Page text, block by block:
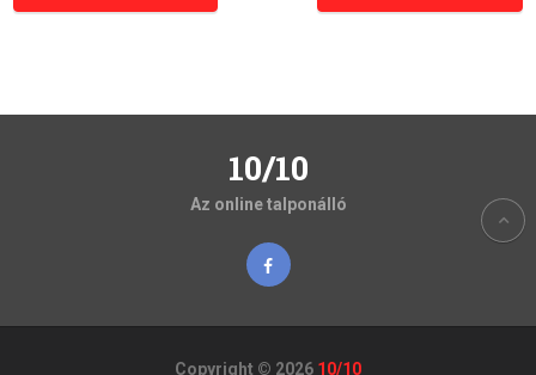
10/10
Az online talponálló
Copyright © 2026 10/10